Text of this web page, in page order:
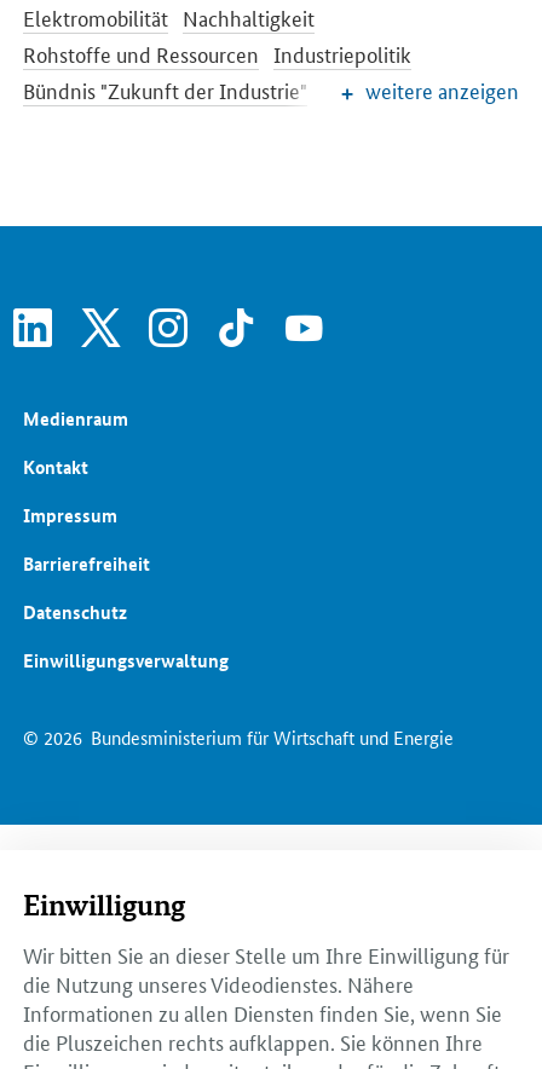
Elektromobilität Nachhaltigkeit
Rohstoffe und Ressourcen Industriepolitik
Bündnis "Zukunft der Industrie"
weitere anzeigen
linkedin instagram tiktok youtube
© 2026 Bundesministerium für Wirtschaft und Energie
Medienraum
Kontakt
Impressum
Barrierefreiheit
Datenschutz
Einwilligungsverwaltung
Einwilligung
Wir bitten Sie an dieser Stelle um Ihre Einwilligung für
die Nutzung unseres Videodienstes. Nähere
Informationen zu allen Diensten finden Sie, wenn Sie
die Pluszeichen rechts aufklappen. Sie können Ihre